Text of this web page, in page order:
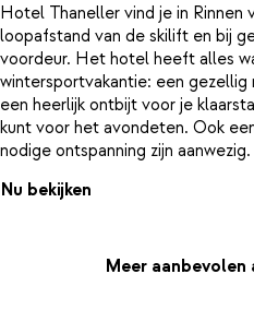
Hotel Thaneller vind je in Rinnen
loopafstand van de skilift en bij
voordeur. Het hotel heeft alles
wintersportvakantie: een
een heerlijk ontbijt voor je
kunt voor het avondeten. Ook
nodige ontspanning zijn
prijs. Families zijn meer dan
ruimte genoeg voor 2
heerlijke kaiserschmarrn en 's
Nu bekijken
Meer